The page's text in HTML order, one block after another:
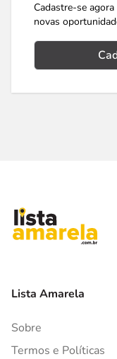
Cadastre-se
novas
Lista Amarela
Sobre
Termos e Políticas